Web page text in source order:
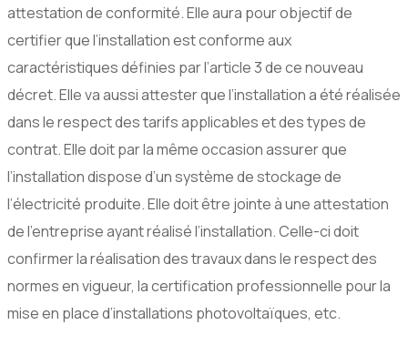
attestation de conformité. Elle aura pour objectif de
certifier que l’installation est conforme aux
caractéristiques définies par l’article 3 de ce nouveau
décret. Elle va aussi attester que l’installation a été réalisée
dans le respect des tarifs applicables et des types de
contrat. Elle doit par la même occasion assurer que
l’installation dispose d’un système de stockage de
l’électricité produite. Elle doit être jointe à une attestation
de l’entreprise ayant réalisé l’installation. Celle-ci doit
confirmer la réalisation des travaux dans le respect des
normes en vigueur, la certification professionnelle pour la
mise en place d’installations photovoltaïques, etc.